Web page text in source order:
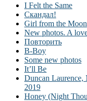
I Felt the Same
Скандал!
Girl from the Moon
New photos. A
Повторить
B-Boy
Some new photos
It’ll Be
Duncan Laurence,
2019
Honey (Night